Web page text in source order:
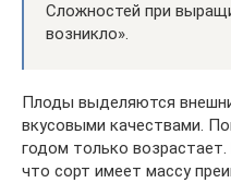
Сложностей при
возникло».
Плоды выделяются
вкусовыми качествами.
годом только
что сорт имеет массу